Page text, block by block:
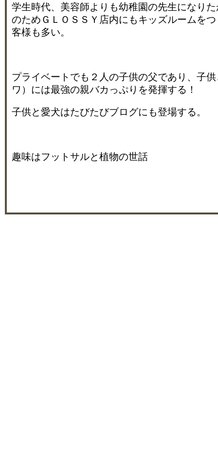
学生時代、美容師よりも幼稚園の先生になり
のためＧＬＯＳＳＹ店内にもキッズルームを
客様も多い。
プライベートでも２人の子供の父であり、子
ワ）には最強の親バカっぷりを発揮する！
子供と愛犬はたびたびブログにも登場する。
趣味はフットサルと植物の世話